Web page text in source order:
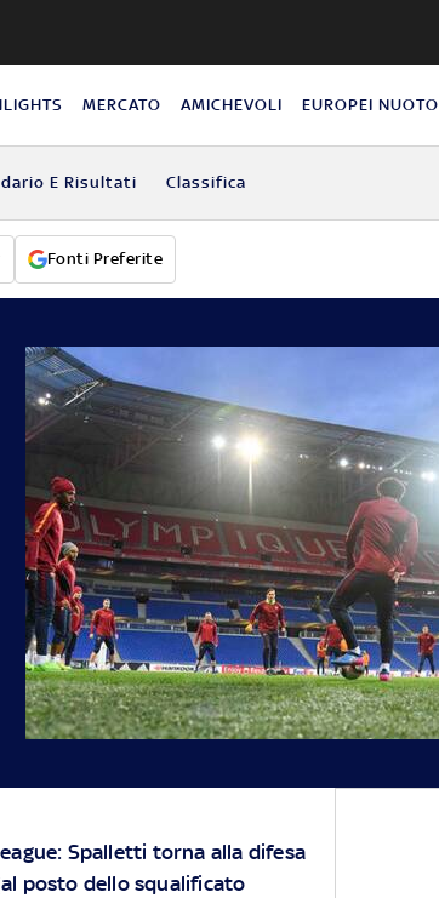
MERCATO AMICHEVOLI EUROPEI NUOTO
E Risultati Classifica
Fonti Preferite
Spalletti torna alla difesa
posto dello squalificato